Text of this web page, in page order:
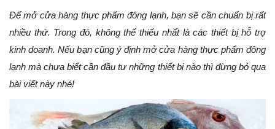
Để mở cửa hàng thực phẩm đông lạnh, bạn sẽ cần chuẩn bị rất
nhiều thứ. Trong đó, không thể thiếu nhất là các thiết bị hỗ trợ
kinh doanh. Nếu bạn cũng ý định mở cửa hàng thực phẩm đông
lạnh mà chưa biết cần đầu tư những thiết bị nào thì đừng bỏ qua
bài viết này nhé!